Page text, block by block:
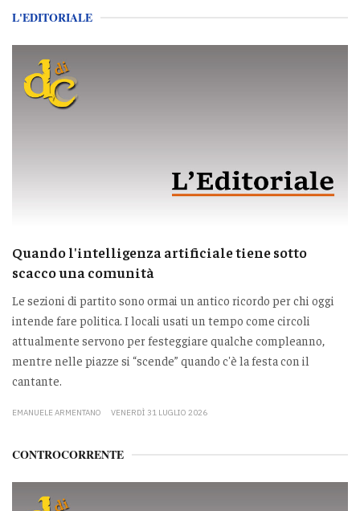
L'EDITORIALE
Quando l'intelligenza artificiale tiene sotto
scacco una comunità
Le sezioni di partito sono ormai un antico ricordo per chi oggi
intende fare politica. I locali usati un tempo come circoli
attualmente servono per festeggiare qualche compleanno,
mentre nelle piazze si “scende” quando c'è la festa con il
cantante.
EMANUELE ARMENTANO VENERDÌ 31 LUGLIO 2026
CONTROCORRENTE